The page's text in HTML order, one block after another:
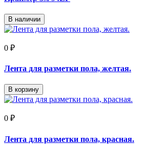
В наличии
0 ₽
Лента для разметки пола, желтая.
В корзину
0 ₽
Лента для разметки пола, красная.